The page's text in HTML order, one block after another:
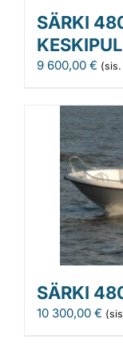
SÄRKI
9 600,00 €
SÄRKI
10 300,00 €